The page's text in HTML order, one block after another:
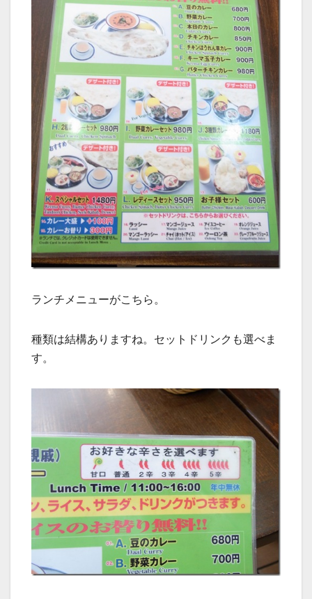
ランチメニューがこちら。
種類は結構ありますね。セットドリンクも選べま
す。